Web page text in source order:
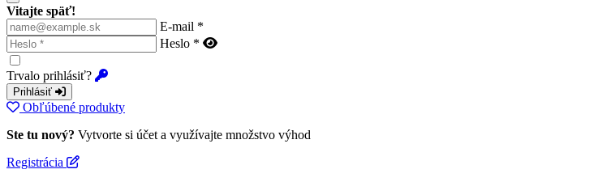
Vitajte späť!
E-mail *
Heslo *
Trvalo prihlásiť?
Prihlásiť
Obľúbené produkty
Ste tu nový? Vytvorte si účet a využívajte množstvo výhod
Registrácia